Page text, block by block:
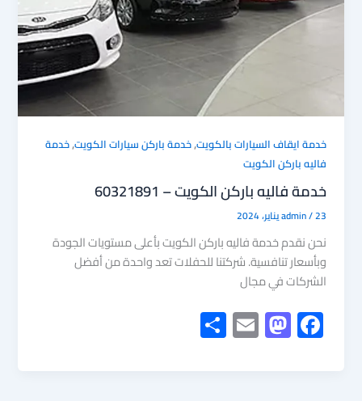
خدمة ايقاف السيارات بالكويت,خدمة باركن سيارات الكويت,خدمة
فاليه باركن الكويت
خدمة فاليه باركن الكويت – 60321891
admin/23 يناير، 2024
نحن نقدم خدمة فاليه باركن الكويت بأعلى مستويات الجودة
وبأسعار تنافسية. شركتنا للحفلات تعد واحدة من أفضل
الشركات في مجال
F
ac
M
as
E
m